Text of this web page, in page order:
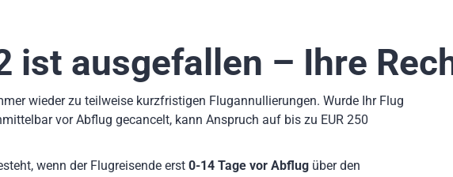
ist ausgefallen – Ihre
wieder zu teilweise kurzfristigen Flugannullierungen. Wurde Ihr Flug
vor Abflug gecancelt, kann Anspruch auf bis zu EUR 250
wenn der Flugreisende erst 0-14 Tage vor Abflug über den